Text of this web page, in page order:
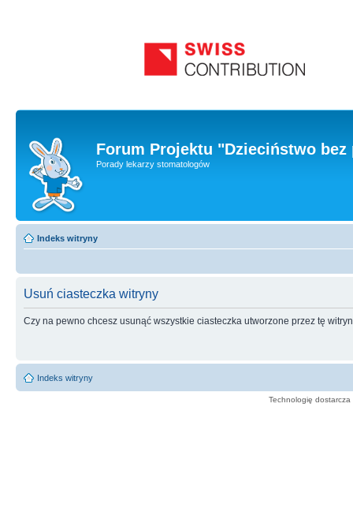
Forum Projektu "Dzieciństwo
Porady lekarzy stomatologów
Indeks witryny
Usuń ciasteczka witryny
Czy na pewno chcesz usunąć wszystkie ciasteczka utworzone przez tę
Indeks witryny
Technologię dostarcza